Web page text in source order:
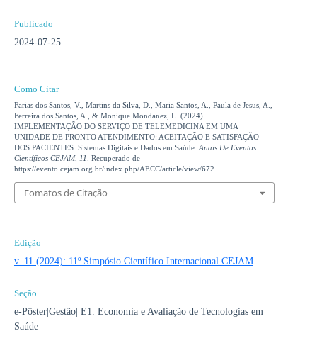
Publicado
2024-07-25
Como Citar
Farias dos Santos, V., Martins da Silva, D., Maria Santos, A., Paula de Jesus, A.,
Ferreira dos Santos, A., & Monique Mondanez, L. (2024).
IMPLEMENTAÇÃO DO SERVIÇO DE TELEMEDICINA EM UMA
UNIDADE DE PRONTO ATENDIMENTO: ACEITAÇÃO E SATISFAÇÃO
DOS PACIENTES: Sistemas Digitais e Dados em Saúde. Anais De Eventos
Científicos CEJAM, 11
. Recuperado de
https://evento.cejam.org.br/index.php/AECC/article/view/672
Fomatos de Citação
Edição
v. 11 (2024): 11º Simpósio Científico Internacional CEJAM
Seção
e-Pôster|Gestão| E1. Economia e Avaliação de Tecnologias em
Saúde